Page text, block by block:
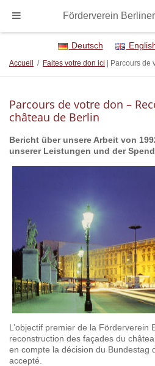
Deutsch
Accueil / Faites votre don ici | Parcours de
Parcours de votre don –
château de Berlin
Bericht über unsere Arbeit von
unserer Leistungen und der
L’objectif premier de la Förderverein
reconstruction des façades du
en compte la décision du Bundestag
accepté.
Förderverein